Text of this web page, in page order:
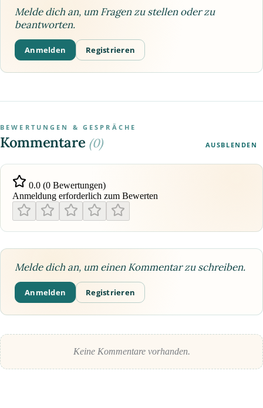
Melde dich an, um Fragen zu stellen oder zu
beantworten.
Anmelden Registrieren
BEWERTUNGEN & GESPRÄCHE
Kommentare (0) AUSBLENDEN
0.0 (0 Bewertungen)
Anmeldung erforderlich zum Bewerten
Melde dich an, um einen Kommentar zu schreiben.
Anmelden Registrieren
Keine Kommentare vorhanden.